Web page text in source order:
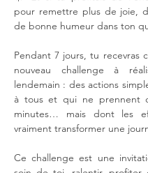
pour remettre plus de joie,
de bonne humeur dans ton
Pendant 7 jours, tu recevras
nouveau challenge à
lendemain : des actions
à tous et qui ne prennent
minutes… mais dont les
vraiment transformer une
Ce challenge est une